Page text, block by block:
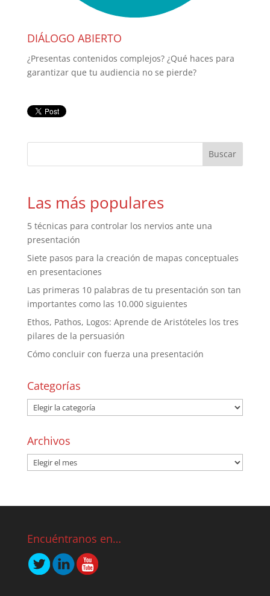
DIÁLOGO ABIERTO
¿Presentas contenidos complejos? ¿Qué haces para
garantizar que tu audiencia no se pierde?
Las más populares
5 técnicas para controlar los nervios ante una
presentación
Siete pasos para la creación de mapas conceptuales
en presentaciones
Las primeras 10 palabras de tu presentación son tan
importantes como las 10.000 siguientes
Ethos, Pathos, Logos: Aprende de Aristóteles los tres
pilares de la persuasión
Cómo concluir con fuerza una presentación
Categorías
Archivos
Encuéntranos en…